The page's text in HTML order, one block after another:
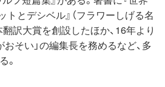
トとデシベル』（フラワーしげる名
訳大賞を創設したほか、16年より
そい」の編集長を務めるなど、多
。